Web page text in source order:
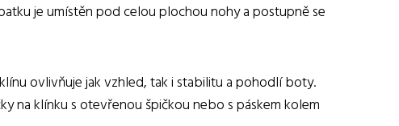
je umístěn pod celou plochou nohy a postupně se
ovlivňuje jak vzhled, tak i stabilitu a pohodlí boty.
na klínku s otevřenou špičkou nebo s páskem kolem